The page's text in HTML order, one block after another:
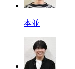
本並